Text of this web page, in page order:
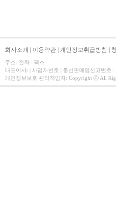
회사소개 이용약관 개인정보취급방침
주소: 전화 : 팩스 :
대표이사: | 사업자번호 | 통신판매업신고번호 :
개인정보보호 관리책임자: Copyright ⓒ All